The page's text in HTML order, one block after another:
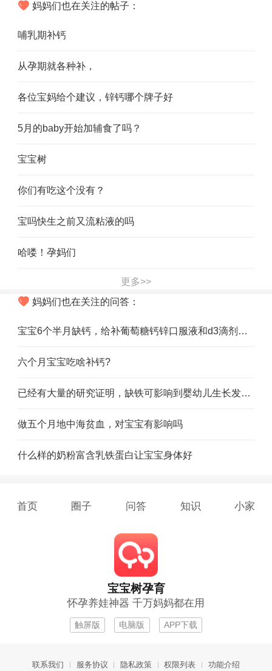
妈妈们也在关注的帖子：
哺乳期补钙
从孕期就各种补，
各位宝妈给个建议，锌钙哪个牌子好
5月的baby开始加辅食了吗？
宝宝树
你们有吃这个没有？
宝吗快生之前又流粘液的吗
哈喽！孕妈们
更多>>
妈妈们也在关注的问答：
宝宝6个半月缺钙，给补葡萄糖钙锌口服液和d3滴剂，应该怎么吃，可以同时吃吗
六个月宝宝吃啥补钙?
已经有大量的研究证明，缺铁可影响到婴幼儿生长发育，想要宝宝健康成长，怎样给宝宝补铁比较合适，听说爱尔兰原装进口的贝因美红爱奶粉可以非常高效的帮助宝宝补铁，靠谱吗
做五个月地中海贫血，对宝宝有影响吗
什么样的奶粉富含乳铁蛋白让宝宝身体好
首页 圈子 问答 知识 小家
宝宝树孕育
怀孕养娃神器 千万妈妈都在用
触屏版 电脑版 APP下载
联系我们 服务协议 隐私政策 权限列表 功能介绍